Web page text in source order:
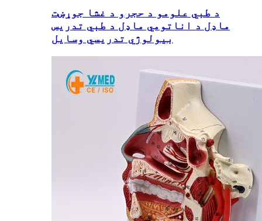
د طبي علومو د حجرو د غشا جوړښت
ماډل د اناتومي ماډل د طبي تدریس
بیولوژي تدریسي وسایل